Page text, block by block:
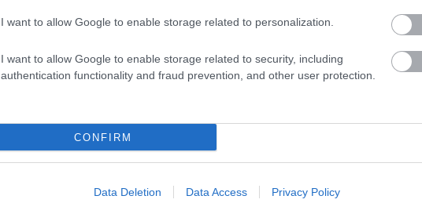
I want to allow Google to enable storage related to personalization.
I want to allow Google to enable storage related to security, including
authentication functionality and fraud prevention, and other user protection.
CONFIRM
Data Deletion Data Access Privacy Policy
Szerző:
Varga Anikó
Eredeti cikk